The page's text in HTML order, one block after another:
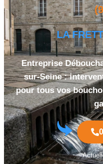
LA
Entreprise
sur-Seine :
pour tous vos